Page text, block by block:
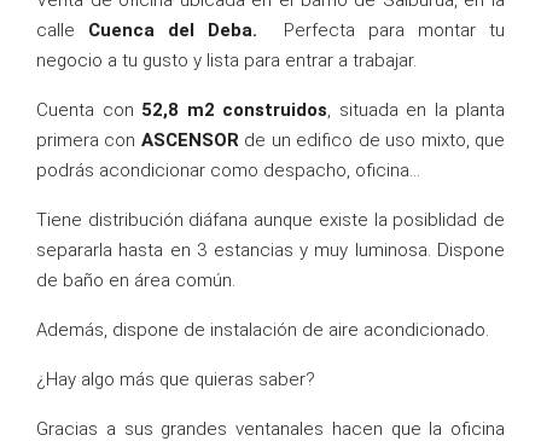
calle Cuenca del Deba. Perfecta para montar tu
negocio a tu gusto y lista para entrar a trabajar.
Cuenta con 52,8 m2 construidos, situada en la planta
primera con ASCENSORde un edifico de uso mixto, que
podrás acondicionar como despacho, oficina…
Tiene distribución diáfana aunque existe la posiblidad de
separarla hasta en 3 estancias y muy luminosa. Dispone
de baño en área común.
Además, dispone de instalación de aire acondicionado.
¿Hay algo más que quieras saber?
Gracias a sus grandes ventanales hacen que la oficina